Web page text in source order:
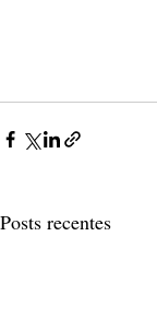
Posts recentes